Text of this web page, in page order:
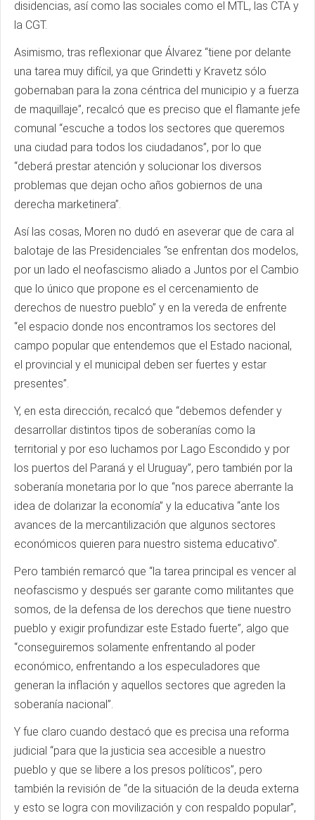
disidencias, así como las sociales como el MTL, las CTA y
la CGT.
Asimismo, tras reflexionar que Álvarez “tiene por delante
una tarea muy difícil, ya que Grindetti y Kravetz sólo
gobernaban para la zona céntrica del municipio y a fuerza
de maquillaje”, recalcó que es preciso que el flamante jefe
comunal “escuche a todos los sectores que queremos
una ciudad para todos los ciudadanos”, por lo que
“deberá prestar atención y solucionar los diversos
problemas que dejan ocho años gobiernos de una
derecha marketinera”.
Así las cosas, Moren no dudó en aseverar que de cara al
balotaje de las Presidenciales “se enfrentan dos modelos,
por un lado el neofascismo aliado a Juntos por el Cambio
que lo único que propone es el cercenamiento de
derechos de nuestro pueblo” y en la vereda de enfrente
“el espacio donde nos encontramos los sectores del
campo popular que entendemos que el Estado nacional,
el provincial y el municipal deben ser fuertes y estar
presentes”.
Y, en esta dirección, recalcó que “debemos defender y
desarrollar distintos tipos de soberanías como la
territorial y por eso luchamos por Lago Escondido y por
los puertos del Paraná y el Uruguay”, pero también por la
soberanía monetaria por lo que “nos parece aberrante la
idea de dolarizar la economía” y la educativa “ante los
avances de la mercantilización que algunos sectores
económicos quieren para nuestro sistema educativo”.
Pero también remarcó que “la tarea principal es vencer al
neofascismo y después ser garante como militantes que
somos, de la defensa de los derechos que tiene nuestro
pueblo y exigir profundizar este Estado fuerte”, algo que
“conseguiremos solamente enfrentando al poder
económico, enfrentando a los especuladores que
generan la inflación y aquellos sectores que agreden la
soberanía nacional”.
Y fue claro cuando destacó que es precisa una reforma
judicial “para que la justicia sea accesible a nuestro
pueblo y que se libere a los presos políticos”, pero
también la revisión de “de la situación de la deuda externa
y esto se logra con movilización y con respaldo popular”,